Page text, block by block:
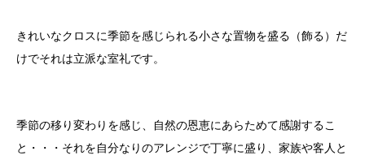
きれいなクロスに季節を感じられる小さな置物を盛る（飾る）だ
けでそれは立派な室礼です。
季節の移り変わりを感じ、自然の恩恵にあらためて感謝するこ
と・・・それを自分なりのアレンジで丁寧に盛り、家族や客人と